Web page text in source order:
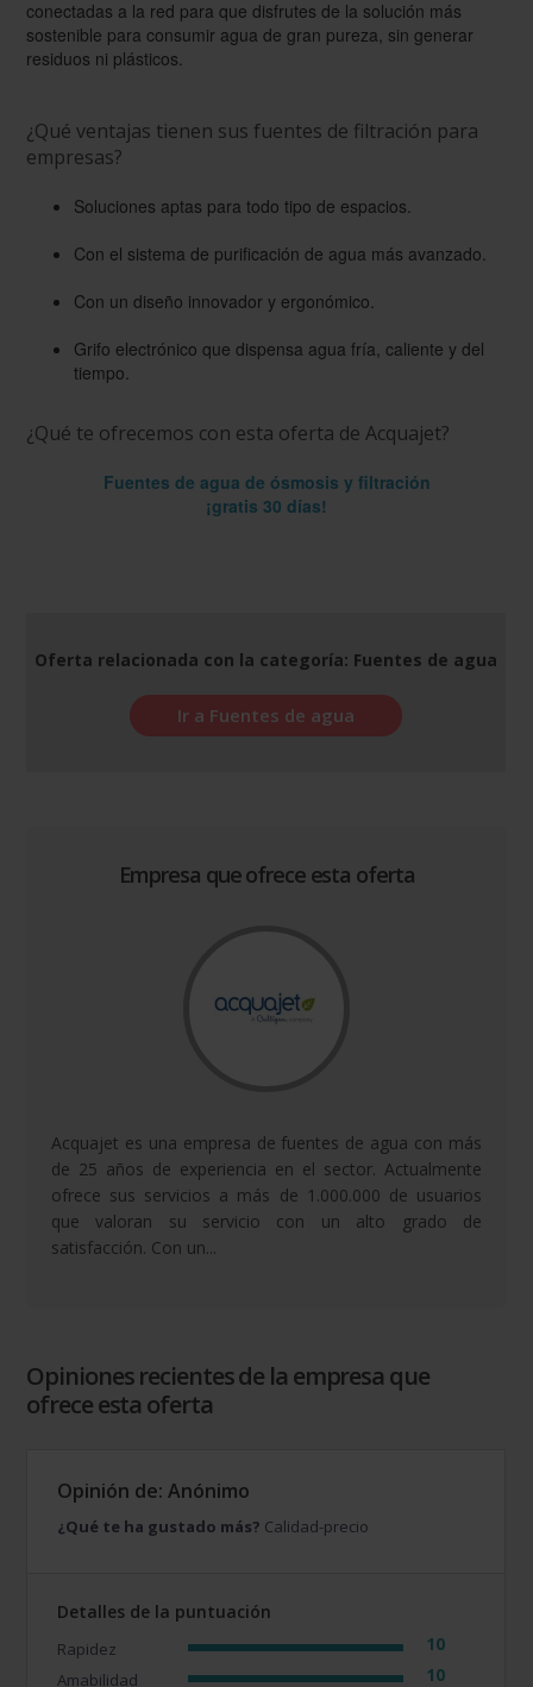
conectadas a la red para que disfrutes de la solución más
sostenible para consumir agua de gran pureza, sin generar
residuos ni plásticos.
¿Qué ventajas tienen sus fuentes de filtración para
empresas?
Soluciones aptas para todo tipo de espacios.
Con el sistema de purificación de agua más avanzado.
Con un diseño innovador y ergonómico.
Grifo electrónico que dispensa agua fría, caliente y del
tiempo.
¿Qué te ofrecemos con esta oferta de Acquajet?
Fuentes de agua de ósmosis y filtración
¡gratis 30 días!
Oferta relacionada con la categoría: Fuentes de agua
Ir a Fuentes de agua
Empresa que ofrece esta oferta
Acquajet es una empresa de fuentes de agua con más
de 25 años de experiencia en el sector. Actualmente
ofrece sus servicios a más de 1.000.000 de usuarios
que valoran su servicio con un alto grado de
satisfacción. Con un...
Opiniones recientes de la empresa que
ofrece esta oferta
Opinión de: Anónimo
¿Qué te ha gustado más? Calidad-precio
Detalles de la puntuación
Rapidez 10
Amabilidad 10